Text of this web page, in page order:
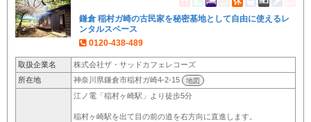
鎌倉 稲村ガ崎の古民家を秘密基地として自由に使えるレ
ンタルスペース
0120-438-489
取扱企業名
株式会社ザ・サッドカフェレコーズ
所在地
神奈川県鎌倉市稲村ガ崎4-2-15 地図
江ノ電「稲村ヶ崎駅」より徒歩5分
稲村ヶ崎駅を出て目の前の道を右方向に直進します。